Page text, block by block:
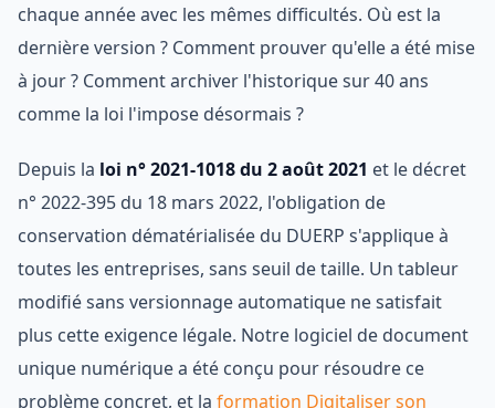
chaque année avec les mêmes difficultés. Où est la
dernière version ? Comment prouver qu'elle a été mise
à jour ? Comment archiver l'historique sur 40 ans
comme la loi l'impose désormais ?
Depuis la loi n° 2021-1018 du 2 août 2021 et le décret
n° 2022-395 du 18 mars 2022, l'obligation de
conservation dématérialisée du DUERP s'applique à
toutes les entreprises, sans seuil de taille. Un tableur
modifié sans versionnage automatique ne satisfait
plus cette exigence légale. Notre logiciel de document
unique numérique a été conçu pour résoudre ce
problème concret, et la formation Digitaliser son